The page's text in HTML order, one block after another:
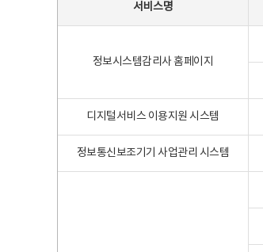
서비스명
정보시스템감리사 홈페이지
디지털서비스 이용지원 시스템
정보통신보조기기 사업관리 시스템